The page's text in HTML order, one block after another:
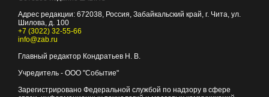
Адрес редакции: 672038, Россия, Забайкальский край, г. Чита, ул.
Шилова, д. 100
+7 (3022) 32-55-66
info@zab.ru
Главный редактор Кондратьев Н. В.
Учредитель - ООО "Событие"
Зарегистрировано Федеральной службой по надзору в сфере